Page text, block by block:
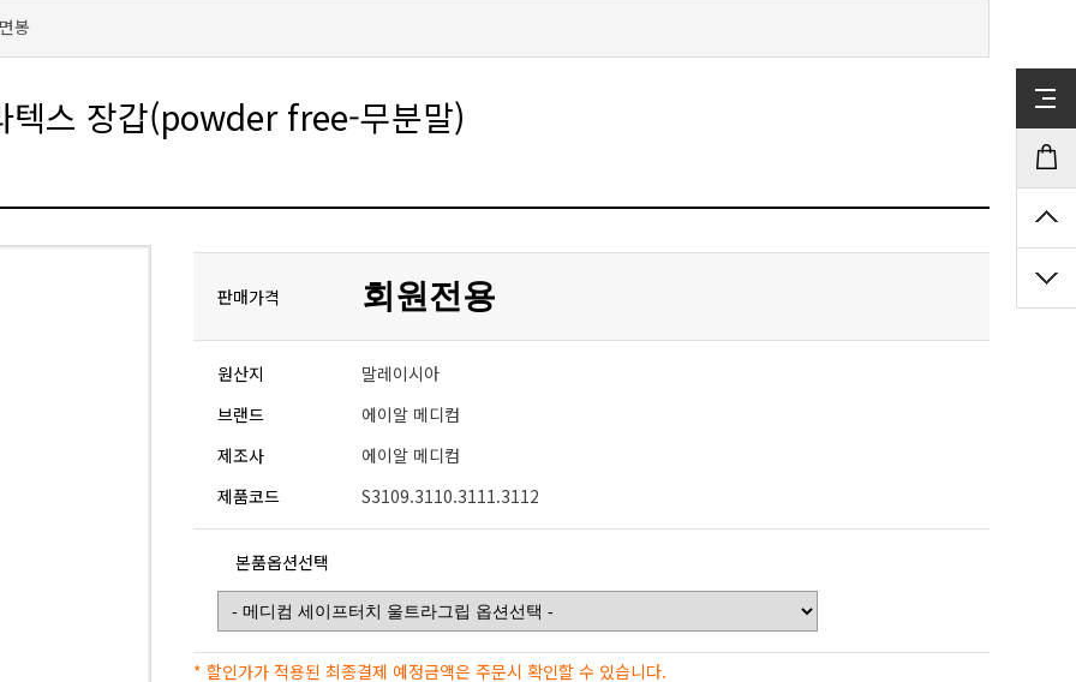
봉
텍스 장갑(powder free-무분말)
판매가격 회원전용
원산지
말레이시아
브랜드
에이알 메디컴
제조사
에이알 메디컴
제품코드
S3109.3110.3111.3112
본품옵션선택
* 할인가가 적용된 최종결제 예정금액은 주문시 확인할 수 있습니다.